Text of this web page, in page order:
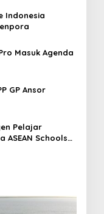
Indonesia
Masuk Agenda
GP Ansor
Pelajar
ASEAN Schools